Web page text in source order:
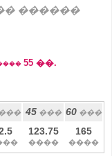
������
55��.
45��� 60 ���
123.75
����
165
����